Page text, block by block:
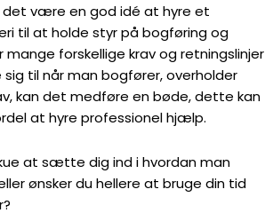
det være en god idé at hyre et
til at holde styr på bogføring og
mange forskellige krav og retningslinjer
til når man bogfører, overholder
kan det medføre en bøde, dette kan
at hyre professionel hjælp.
at sætte dig ind i hvordan man
ønsker du hellere at bruge din tid